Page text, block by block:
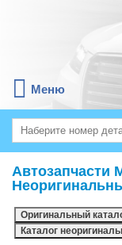
Меню
Автозапчасти